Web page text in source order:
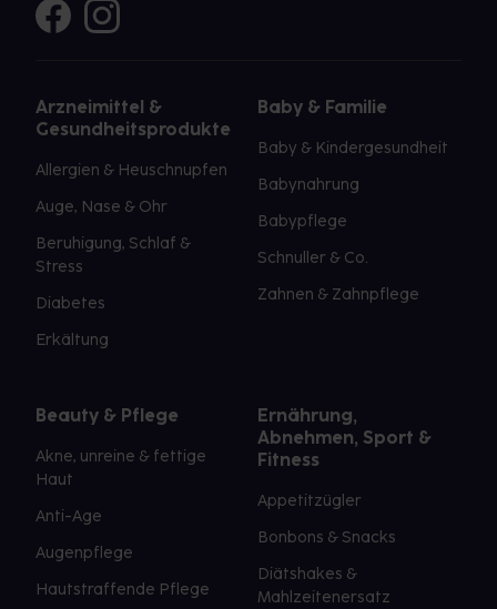
Arzneimittel &
Gesundheitsprodukte
Allergien & Heuschnupfen
Auge, Nase & Ohr
Beruhigung, Schlaf &
Stress
Diabetes
Erkältung
Baby & Familie
Baby & Kindergesundheit
Babynahrung
Babypflege
Schnuller & Co.
Zahnen & Zahnpflege
Beauty & Pflege
Akne, unreine & fettige
Haut
Anti-Age
Augenpflege
Hautstraffende Pflege
Ernährung,
Abnehmen, Sport &
Fitness
Appetitzügler
Bonbons & Snacks
Diätshakes &
Mahlzeitenersatz